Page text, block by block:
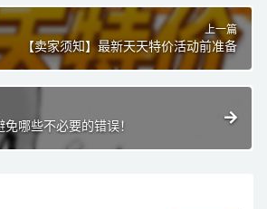
上一篇
【卖家须知】最新天天特价活动前准备
哪些不必要的错误！